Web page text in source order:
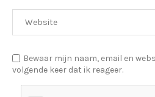
Bewaar mijn naam, email en
volgende keer dat ik reageer.